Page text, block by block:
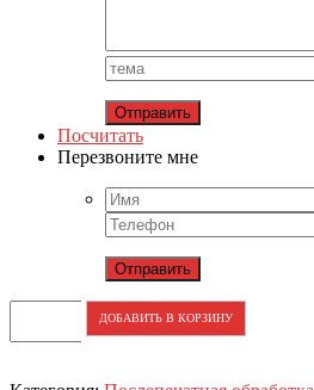
Посчитать
Перезвоните мне
ДОБАВИТЬ В КОРЗИНУ